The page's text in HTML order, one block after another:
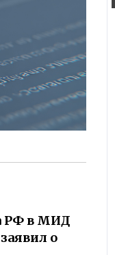
РФ в МИД
о